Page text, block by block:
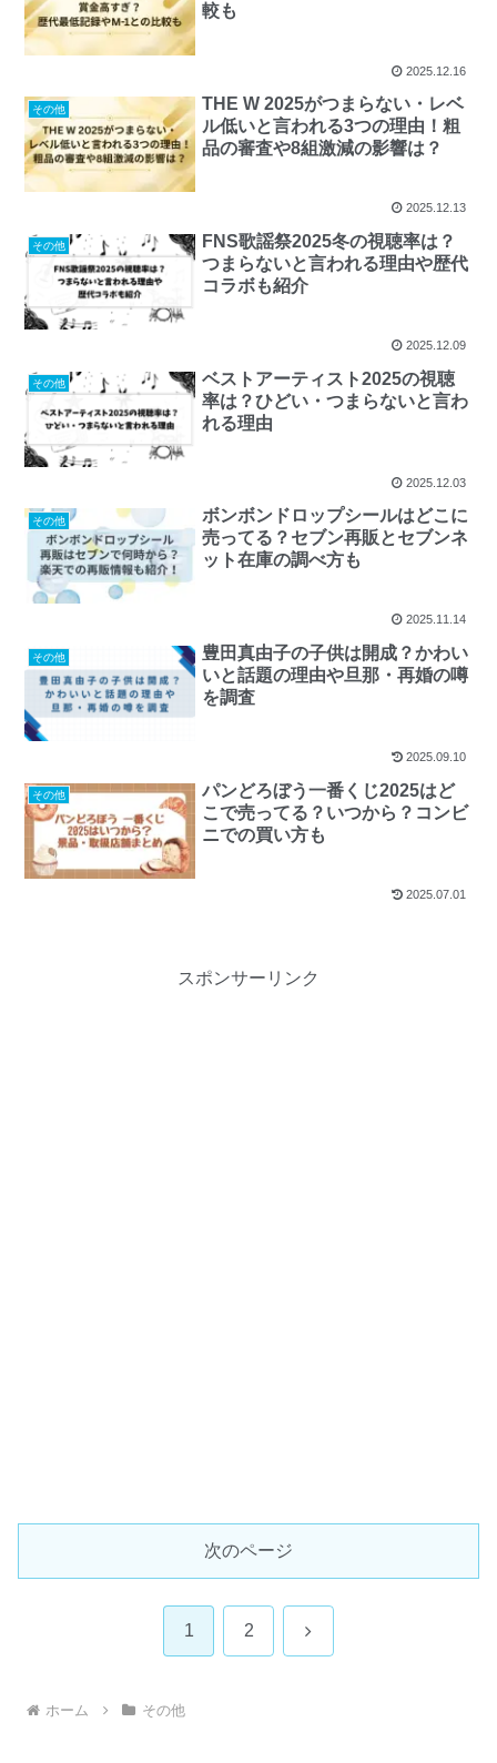
較も
2025.12.16
その他
THE W 2025がつまらない・レベ
ル低いと言われる3つの理由！粗
品の審査や8組激減の影響は？
2025.12.13
その他
FNS歌謡祭2025冬の視聴率は？
つまらないと言われる理由や歴代
コラボも紹介
2025.12.09
その他
ベストアーティスト2025の視聴
率は？ひどい・つまらないと言わ
れる理由
2025.12.03
その他
ボンボンドロップシールはどこに
売ってる？セブン再販とセブンネ
ット在庫の調べ方も
2025.11.14
その他
豊田真由子の子供は開成？かわい
いと話題の理由や旦那・再婚の噂
を調査
2025.09.10
その他
パンどろぼう一番くじ2025はど
こで売ってる？いつから？コンビ
ニでの買い方も
2025.07.01
スポンサーリンク
次のページ
1 2 次
ホーム その他